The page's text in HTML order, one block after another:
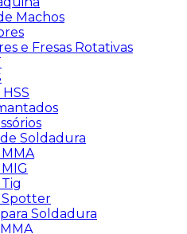
Machos
e Fresas Rotativas
Soldadura
Spotter
Soldadura